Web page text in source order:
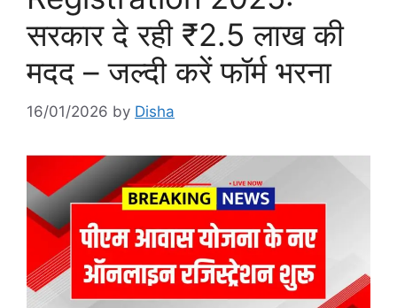
सरकार दे रही ₹2.5 लाख की
मदद – जल्दी करें फॉर्म भरना
16/01/2026 by Disha